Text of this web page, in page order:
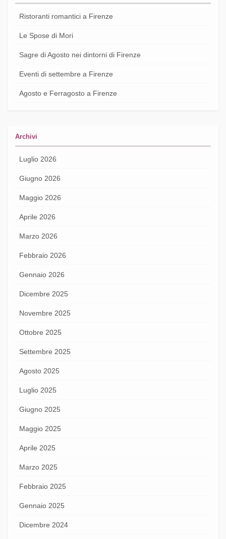
Ristoranti romantici a Firenze
Le Spose di Mori
Sagre di Agosto nei dintorni di Firenze
Eventi di settembre a Firenze
Agosto e Ferragosto a Firenze
Archivi
Luglio 2026
Giugno 2026
Maggio 2026
Aprile 2026
Marzo 2026
Febbraio 2026
Gennaio 2026
Dicembre 2025
Novembre 2025
Ottobre 2025
Settembre 2025
Agosto 2025
Luglio 2025
Giugno 2025
Maggio 2025
Aprile 2025
Marzo 2025
Febbraio 2025
Gennaio 2025
Dicembre 2024